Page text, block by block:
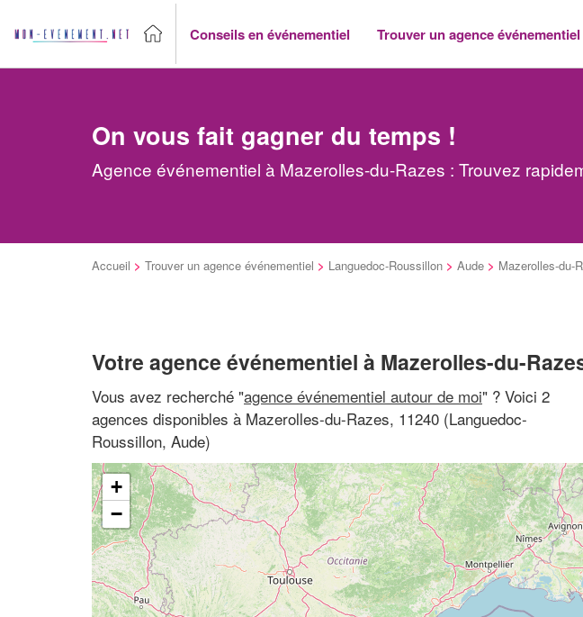
Conseils en événementiel Trouver un agence événementiel
On vous fait gagner du temps !
Agence événementiel à Mazerolles-du-Razes : Trouvez
Accueil > Trouver un agence événementiel > Languedoc-Roussillon > Aude > Mazerolles-du-
Votre agence événementiel à Mazerolles-du-
Vous avez recherché "agence événementiel autour de moi" ? Voici 2
agences disponibles à Mazerolles-du-Razes, 11240 (Languedoc-
Roussillon, Aude)
+
−